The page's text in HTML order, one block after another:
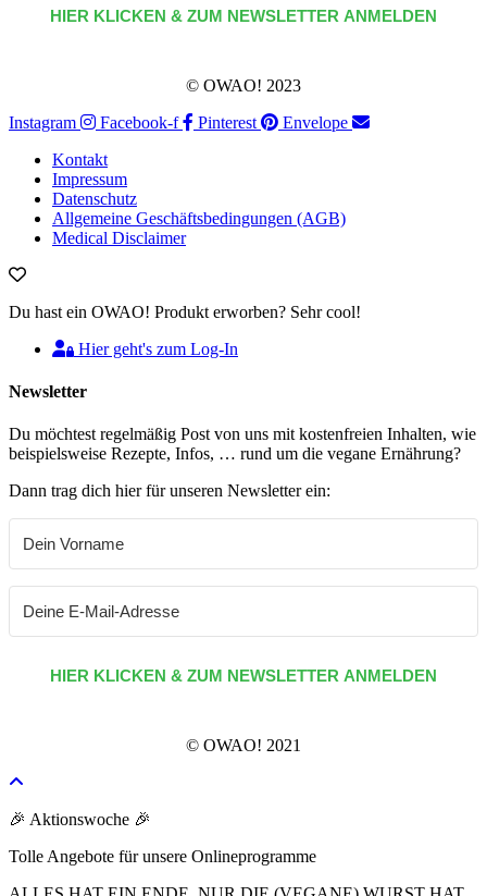
HIER KLICKEN & ZUM NEWSLETTER ANMELDEN
© OWAO! 2023
Instagram
Facebook-f Pinterest
Envelope
Kontakt
Impressum
Datenschutz
Allgemeine Geschäftsbedingungen (AGB)
Medical Disclaimer
Du hast ein OWAO! Produkt erworben? Sehr cool!
Hier geht's zum Log-In
Newsletter
Du möchtest regelmäßig Post von uns mit kostenfreien Inhalten, wie
beispielsweise Rezepte, Infos, … rund um die vegane Ernährung?
Dann trag dich hier für unseren Newsletter ein:
HIER KLICKEN & ZUM NEWSLETTER ANMELDEN
© OWAO! 2021
🎉 Aktionswoche 🎉
Tolle Angebote für unsere Onlineprogramme